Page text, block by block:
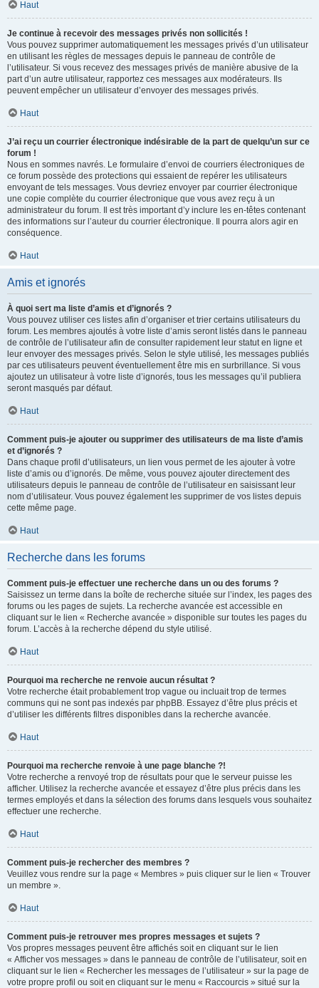
Haut
Je continue à recevoir des messages privés non sollicités !
Vous pouvez supprimer automatiquement les messages privés d’un utilisateur
en utilisant les règles de messages depuis le panneau de contrôle de
l’utilisateur. Si vous recevez des messages privés de manière abusive de la
part d’un autre utilisateur, rapportez ces messages aux modérateurs. Ils
peuvent empêcher un utilisateur d’envoyer des messages privés.
Haut
J’ai reçu un courrier électronique indésirable de la part de quelqu’un sur ce
forum !
Nous en sommes navrés. Le formulaire d’envoi de courriers électroniques de
ce forum possède des protections qui essaient de repérer les utilisateurs
envoyant de tels messages. Vous devriez envoyer par courrier électronique
une copie complète du courrier électronique que vous avez reçu à un
administrateur du forum. Il est très important d’y inclure les en-têtes contenant
des informations sur l’auteur du courrier électronique. Il pourra alors agir en
conséquence.
Haut
Amis et ignorés
À quoi sert ma liste d’amis et d’ignorés ?
Vous pouvez utiliser ces listes afin d’organiser et trier certains utilisateurs du
forum. Les membres ajoutés à votre liste d’amis seront listés dans le panneau
de contrôle de l’utilisateur afin de consulter rapidement leur statut en ligne et
leur envoyer des messages privés. Selon le style utilisé, les messages publiés
par ces utilisateurs peuvent éventuellement être mis en surbrillance. Si vous
ajoutez un utilisateur à votre liste d’ignorés, tous les messages qu’il publiera
seront masqués par défaut.
Haut
Comment puis-je ajouter ou supprimer des utilisateurs de ma liste d’amis
et d’ignorés ?
Dans chaque profil d’utilisateurs, un lien vous permet de les ajouter à votre
liste d’amis ou d’ignorés. De même, vous pouvez ajouter directement des
utilisateurs depuis le panneau de contrôle de l’utilisateur en saisissant leur
nom d’utilisateur. Vous pouvez également les supprimer de vos listes depuis
cette même page.
Haut
Recherche dans les forums
Comment puis-je effectuer une recherche dans un ou des forums ?
Saisissez un terme dans la boîte de recherche située sur l’index, les pages des
forums ou les pages de sujets. La recherche avancée est accessible en
cliquant sur le lien « Recherche avancée » disponible sur toutes les pages du
forum. L’accès à la recherche dépend du style utilisé.
Haut
Pourquoi ma recherche ne renvoie aucun résultat ?
Votre recherche était probablement trop vague ou incluait trop de termes
communs qui ne sont pas indexés par phpBB. Essayez d’être plus précis et
d’utiliser les différents filtres disponibles dans la recherche avancée.
Haut
Pourquoi ma recherche renvoie à une page blanche ?!
Votre recherche a renvoyé trop de résultats pour que le serveur puisse les
afficher. Utilisez la recherche avancée et essayez d’être plus précis dans les
termes employés et dans la sélection des forums dans lesquels vous souhaitez
effectuer une recherche.
Haut
Comment puis-je rechercher des membres ?
Veuillez vous rendre sur la page « Membres » puis cliquer sur le lien « Trouver
un membre ».
Haut
Comment puis-je retrouver mes propres messages et sujets ?
Vos propres messages peuvent être affichés soit en cliquant sur le lien
« Afficher vos messages » dans le panneau de contrôle de l’utilisateur, soit en
cliquant sur le lien « Rechercher les messages de l’utilisateur » sur la page de
votre propre profil ou soit en cliquant sur le menu « Raccourcis » situé sur la